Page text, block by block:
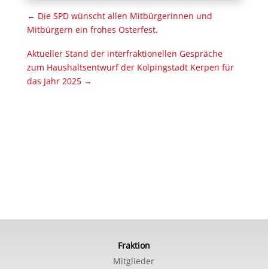
← Die SPD wünscht allen Mitbürgerinnen und
Mitbürgern ein frohes Osterfest.
Aktueller Stand der interfraktionellen Gespräche
zum Haushaltsentwurf der Kolpingstadt Kerpen für
das Jahr 2025→
Fraktion
Mitglieder